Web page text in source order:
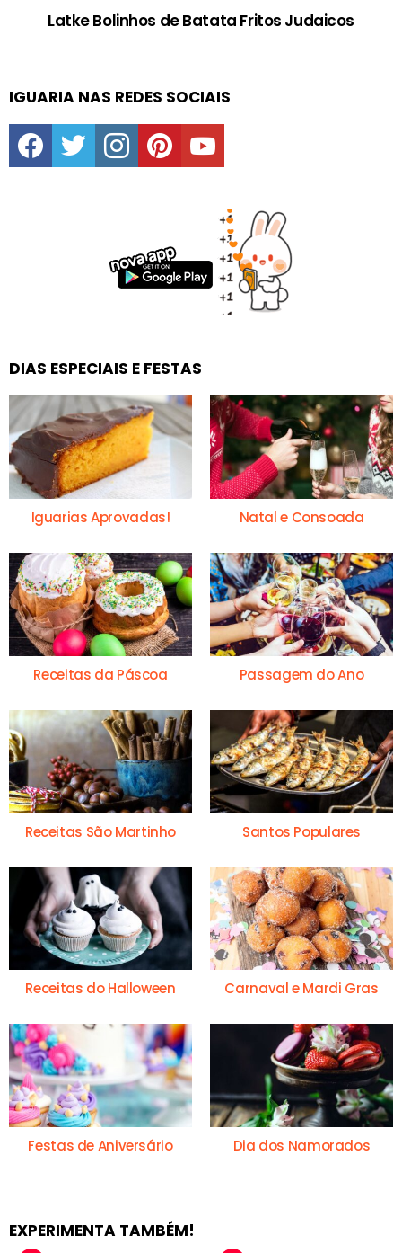
Latke Bolinhos de Batata Fritos Judaicos
IGUARIA NAS REDES SOCIAIS
facebooktwitter instagrampinterestyoutube
DIAS ESPECIAIS E FESTAS
Iguarias Aprovadas! Natal e Consoada
Receitas da Páscoa Passagem do Ano
Receitas São Martinho Santos Populares
Receitas do Halloween Carnaval e Mardi Gras
Festas de Aniversário Dia dos Namorados
EXPERIMENTA TAMBÉM!